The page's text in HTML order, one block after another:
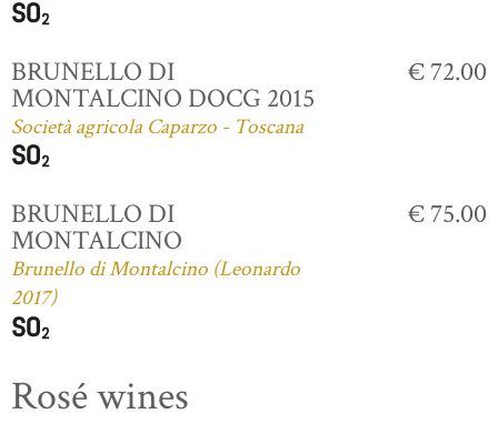
BRUNELLO DI
MONTALCINO DOCG 2015
Società agricola Caparzo - Toscana
€ 72.00
BRUNELLO DI
MONTALCINO
Brunello di Montalcino (Leonardo
2017)
€ 75.00
Rosé wines